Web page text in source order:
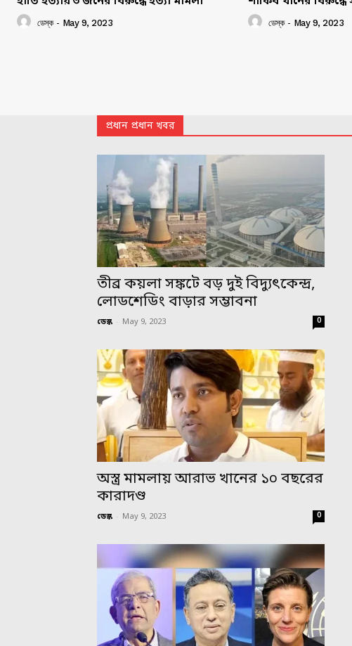
ডেস্ক - May 9, 2023 ডেস্ক - May 9, 2023
প্রধান প্রধান খবর
তীব্র কয়লা সঙ্কটে বড় দুই বিদ্যুৎকেন্দ্র,
লোডশেডিং বাড়ার সম্ভাবনা
ডেস্ক - May 9, 2023 0
অস্ত্র মামলায় আরাভ খানের ১০ বছরের
কারাদণ্ড
ডেস্ক - May 9, 2023 0